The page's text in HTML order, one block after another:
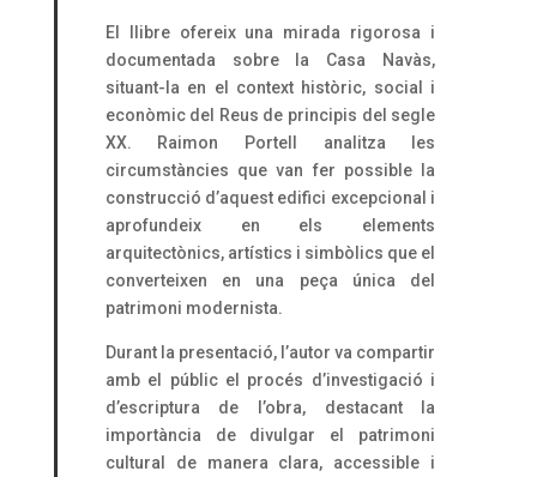
El llibre ofereix una mirada rigorosa i
documentada sobre la Casa Navàs,
situant-la en el context històric, social i
econòmic del Reus de principis del segle
XX. Raimon Portell analitza les
circumstàncies que van fer possible la
construcció d’aquest edifici excepcional i
aprofundeix en els elements
arquitectònics, artístics i simbòlics que el
converteixen en una peça única del
patrimoni modernista.
Durant la presentació, l’autor va compartir
amb el públic el procés d’investigació i
d’escriptura de l’obra, destacant la
importància de divulgar el patrimoni
cultural de manera clara, accessible i